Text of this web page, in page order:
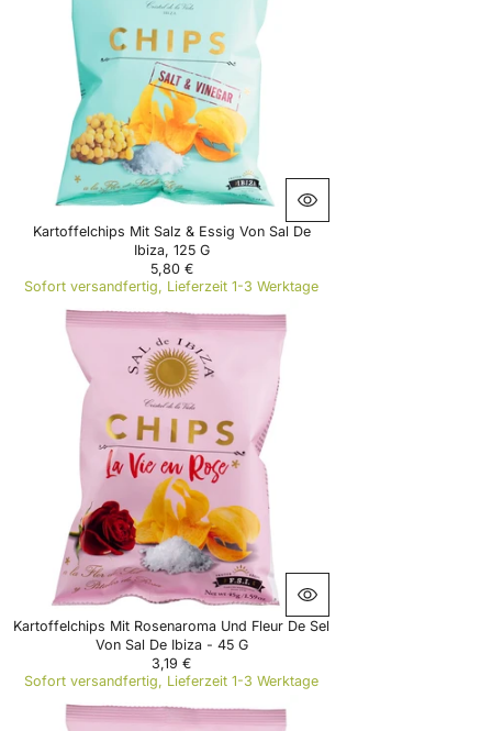
P
R
I
C
E
2
,
9
0
€
Kartoffelchips Mit Salz & Essig Von Sal De
Ibiza, 125 G
R
E
G
L
A
R
P
R
I
C
E
5
,
8
0
€
5,80 €
Sofort versandfertig, Lieferzeit 1-3 Werktage
Kartoffelchips Mit Rosenaroma Und Fleur De Sel
Von Sal De Ibiza - 45 G
R
E
G
3,19 €
Sofort versandfertig, Lieferzeit 1-3 Werktage